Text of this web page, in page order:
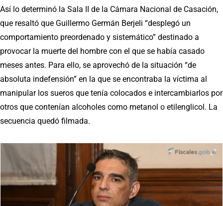
Así lo determinó la Sala II de la Cámara Nacional de Casación,
que resaltó que Guillermo Germán Berjeli “desplegó un
comportamiento preordenado y sistemático” destinado a
provocar la muerte del hombre con el que se había casado
meses antes. Para ello, se aprovechó de la situación “de
absoluta indefensión” en la que se encontraba la víctima al
manipular los sueros que tenía colocados e intercambiarlos por
otros que contenían alcoholes como metanol o etilenglicol. La
secuencia quedó filmada.